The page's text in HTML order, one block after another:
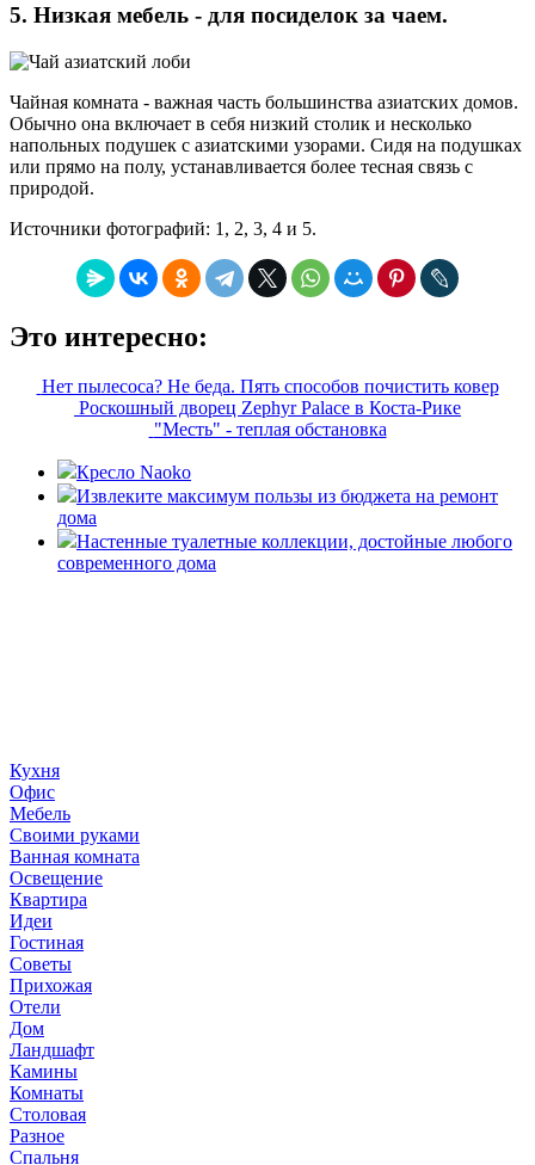
5. Низкая мебель - для посиделок за чаем.
Чайная комната - важная часть большинства азиатских домов.
Обычно она включает в себя низкий столик и несколько
напольных подушек с азиатскими узорами. Сидя на подушках
или прямо на полу, устанавливается более тесная связь с
природой.
Источники фотографий: 1, 2, 3, 4 и 5.
Это интересно:
Нет пылесоса? Не беда. Пять способов почистить ковер
Роскошный дворец Zephyr Palace в Коста-Рике
"Месть" - теплая обстановка
Кресло Naoko
Извлеките максимум пользы из бюджета на ремонт
дома
Настенные туалетные коллекции, достойные любого
современного дома
Кухня
Офис
Мебель
Своими руками
Ванная комната
Освещение
Квартира
Идеи
Гостиная
Советы
Прихожая
Отели
Дом
Ландшафт
Камины
Комнаты
Столовая
Разное
Спальня